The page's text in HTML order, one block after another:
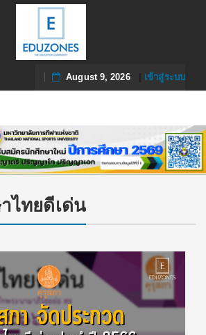
August 9, 2026| เข้าสู่ระบบ
ไทยดีเด่น